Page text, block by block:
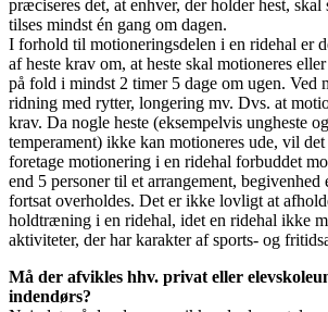
præciseres det, at enhver, der holder hest, skal
tilses mindst én gang om dagen.
I forhold til motioneringsdelen i en ridehal er
af heste krav om, at heste skal motioneres
på fold i mindst 2 timer 5 dage om ugen. Ved
ridning med rytter, longering mv. Dvs. at
krav. Da nogle heste (eksempelvis ungheste
temperament) ikke kan motioneres ude, vil
foretage motionering i en ridehal forbuddet
end 5 personer til et arrangement, begivenhed
fortsat overholdes. Det er ikke lovligt at
holdtræning i en ridehal, idet en ridehal ikke
aktiviteter, der har karakter af sports- og
Må der afvikles hhv. privat eller
indendørs?